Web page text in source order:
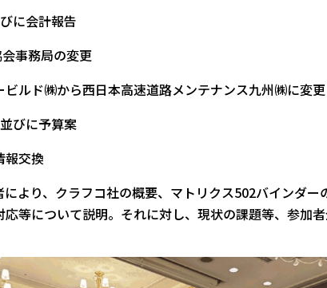
に会計報告
事務局の変更
ルド㈱から西日本高速道路メンテナンス九州㈱に変更
びに予算案
報交換
より、クラフコ社の概要、マトリクス502バインダー
等について説明。それに対し、現状の課題等、参加者